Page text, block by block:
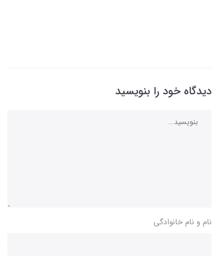
دیدگاه خود را بنویسید
نام و نام خانوادگی